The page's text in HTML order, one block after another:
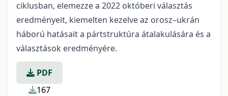
ciklusban, elemezze a 2022 októberi választás
eredményeit, kiemelten kezelve az orosz–ukrán
háború hatásait a pártstruktúra átalakulására és a
választások eredményére.
PDF
167